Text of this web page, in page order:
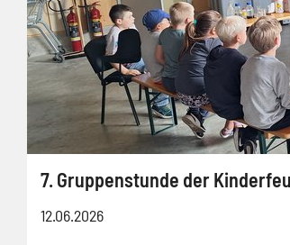
7. Gruppenstunde der
12.06.2026